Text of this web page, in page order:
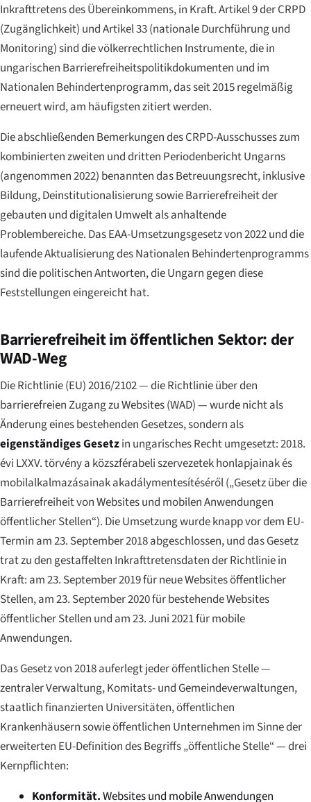
Inkrafttretens des Übereinkommens, in Kraft. Artikel 9 der CRPD
(Zugänglichkeit) und Artikel 33 (nationale Durchführung und
Monitoring) sind die völkerrechtlichen Instrumente, die in
ungarischen Barrierefreiheitspolitikdokumenten und im
Nationalen Behindertenprogramm, das seit 2015 regelmäßig
erneuert wird, am häufigsten zitiert werden.
Die abschließenden Bemerkungen des CRPD-Ausschusses zum
kombinierten zweiten und dritten Periodenbericht Ungarns
(angenommen 2022) benannten das Betreuungsrecht, inklusive
Bildung, Deinstitutionalisierung sowie Barrierefreiheit der
gebauten und digitalen Umwelt als anhaltende
Problembereiche. Das EAA-Umsetzungsgesetz von 2022 und die
laufende Aktualisierung des Nationalen Behindertenprogramms
sind die politischen Antworten, die Ungarn gegen diese
Feststellungen eingereicht hat.
Barrierefreiheit im öffentlichen Sektor: der
WAD-Weg
Die Richtlinie (EU) 2016/2102 — die Richtlinie über den
barrierefreien Zugang zu Websites (WAD) — wurde nicht als
Änderung eines bestehenden Gesetzes, sondern als
eigenständiges Gesetzin ungarisches Recht umgesetzt:2018.
évi LXXV. törvény a közszférabeli szervezetek honlapjainak és
mobilalkalmazásainak akadálymentesítéséről(„Gesetz über die
Barrierefreiheit von Websites und mobilen Anwendungen
öffentlicher Stellen“). Die Umsetzung wurde knapp vor dem EU-
Termin am 23. September 2018 abgeschlossen, und das Gesetz
trat zu den gestaffelten Inkrafttretensdaten der Richtlinie in
Kraft: am 23. September 2019 für neue Websites öffentlicher
Stellen, am 23. September 2020 für bestehende Websites
öffentlicher Stellen und am 23. Juni 2021 für mobile
Anwendungen.
Das Gesetz von 2018 auferlegt jeder öffentlichen Stelle —
zentraler Verwaltung, Komitats- und Gemeindeverwaltungen,
staatlich finanzierten Universitäten, öffentlichen
Krankenhäusern sowie öffentlichen Unternehmen im Sinne der
erweiterten EU-Definition des Begriffs „öffentliche Stelle“ — drei
Kernpflichten:
Konformität.Websites und mobile Anwendungen